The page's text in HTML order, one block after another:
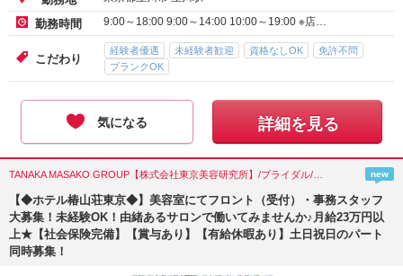
勤務時間 9:00～18:00 9:00～14:00 10:00～19:00 ※店…
こだわり
経験者優遇 未経験者歓迎 資格なしOK
免許不問
ブランクOK
気になる 詳細を見る
new
【◆ホテル椿山荘東京◆】美容室にてフロント（受付）・事務スタッフ
大募集！未経験OK！由緒あるサロンで働いてみませんか♪月給23万円以
上★【社会保険完備】【賞与あり】【有給休暇あり】土日祝日のパート
同時募集！